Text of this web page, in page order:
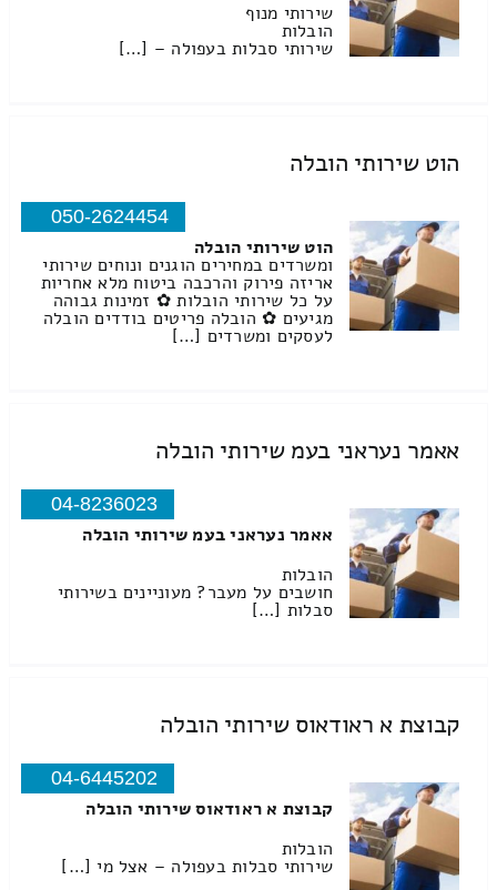
שירותי מנוף
הובלות
שירותי סבלות בעפולה – […]
הוט שירותי הובלה
050-2624454
הוט שירותי הובלה
ומשרדים במחירים הוגנים ונוחים שירותי
אריזה פירוק והרכבה ביטוח מלא אחריות
על כל שירותי הובלות ✿ זמינות גבוהה
מגיעים ✿ הובלה פריטים בודדים הובלה
לעסקים ומשרדים […]
אאמר נעראני בעמ שירותי הובלה
04-8236023
אאמר נעראני בעמ שירותי הובלה
הובלות
חושבים על מעבר? מעוניינים בשירותי
סבלות […]
קבוצת א ראודאוס שירותי הובלה
04-6445202
קבוצת א ראודאוס שירותי הובלה
הובלות
שירותי סבלות בעפולה – אצל מי […]